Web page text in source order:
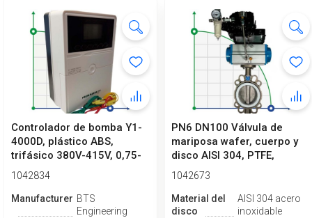
Controlador de bomba Y1-
4000D, plástico ABS,
trifásico 380V-415V, 0,75-
4kW
1042834
ManufactureroBTS
Engineering
PN6 DN100 Válvula de
mariposa wafer, cuerpo y
disco AISI 304, PTFE,
Simple ef...
1042673
Material del
disco
AISI 304 acero
inoxidable